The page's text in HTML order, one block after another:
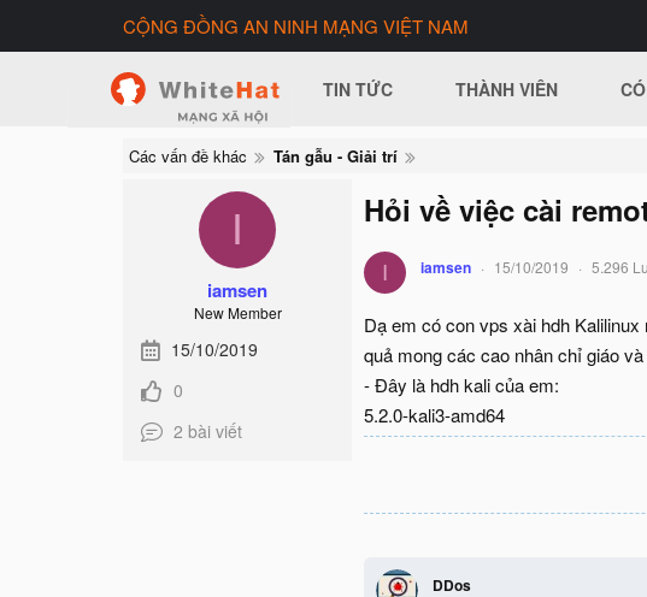
CỘNG ĐỒNG AN NINH MẠNG VIỆT NAM
TIN TỨC THÀNH VIÊN
Các vấn đề khác Tán gẫu - Giải trí
I
iamsen
New Member
15/10/2019
0
2 bài viết
Hỏi về việc cài
I iamsen 15/10/2019 5.296
Dạ em có con vps xài hdh
quả mong các cao nhân chỉ giáo
- Đây là hdh kali của em:
5.2.0-kali3-amd64
DDos